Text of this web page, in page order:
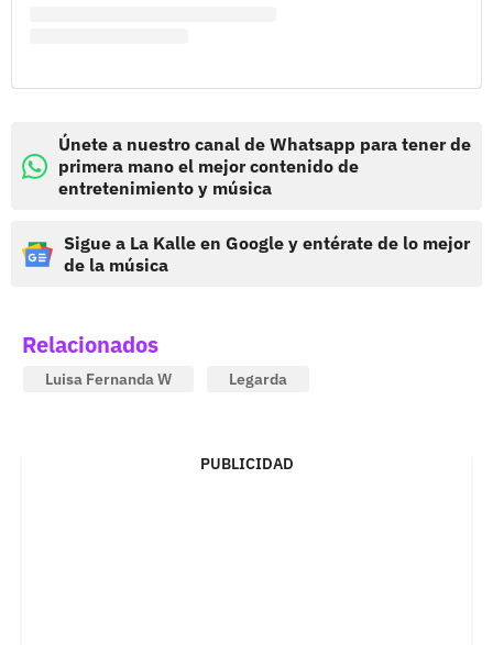
Únete a nuestro canal de Whatsapp para tener de
primera mano el mejor contenido de
entretenimiento y música
Sigue a La Kalle en Google y entérate de lo mejor
de la música
Relacionados
Luisa Fernanda W Legarda
PUBLICIDAD